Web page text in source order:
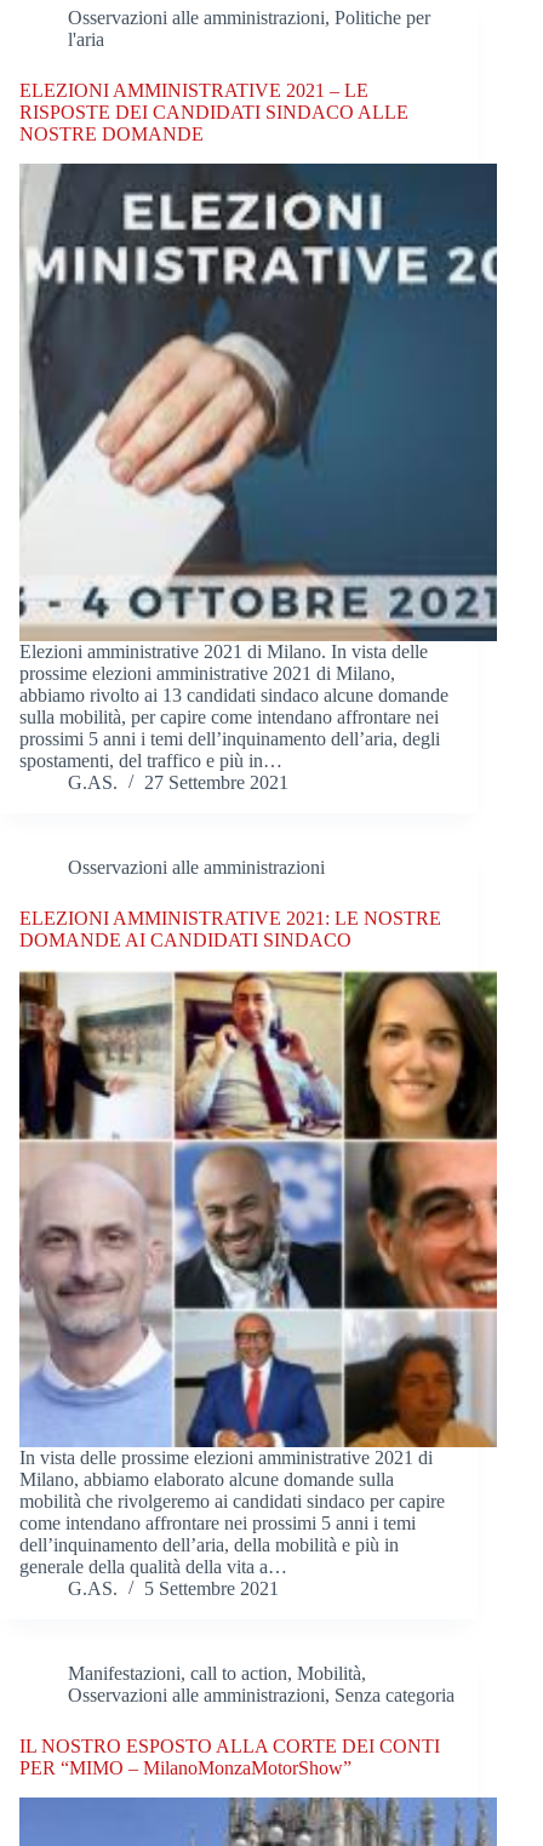
Osservazioni alle amministrazioni, Politiche per
l'aria
ELEZIONI AMMINISTRATIVE 2021 – LE
RISPOSTE DEI CANDIDATI SINDACO ALLE
NOSTRE DOMANDE
Elezioni amministrative 2021 di Milano. In vista delle
prossime elezioni amministrative 2021 di Milano,
abbiamo rivolto ai 13 candidati sindaco alcune domande
sulla mobilità, per capire come intendano affrontare nei
prossimi 5 anni i temi dell’inquinamento dell’aria, degli
spostamenti, del traffico e più in…
G.AS.
27 Settembre 2021
Osservazioni alle amministrazioni
ELEZIONI AMMINISTRATIVE 2021: LE NOSTRE
DOMANDE AI CANDIDATI SINDACO
In vista delle prossime elezioni amministrative 2021 di
Milano, abbiamo elaborato alcune domande sulla
mobilità che rivolgeremo ai candidati sindaco per capire
come intendano affrontare nei prossimi 5 anni i temi
dell’inquinamento dell’aria, della mobilità e più in
generale della qualità della vita a…
G.AS.
5 Settembre 2021
Manifestazioni, call to action, Mobilità,
Osservazioni alle amministrazioni, Senza categoria
IL NOSTRO ESPOSTO ALLA CORTE DEI CONTI
PER “MIMO – MilanoMonzaMotorShow”